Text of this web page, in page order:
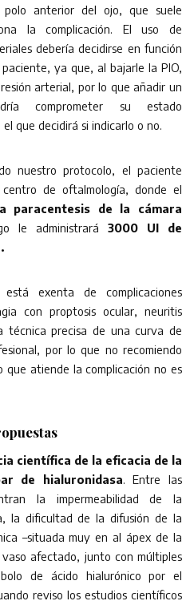
anterior del ojo, que suele
la complicación. El uso de
debería decidirse en función
ya que, al bajarle la PIO,
arterial, por lo que añadir un
comprometer su estado
que decidirá si indicarlo o no.
nuestro protocolo, el paciente
de oftalmología, donde el
paracentesis de la cámara
le administrará 3000 UI de
exenta de complicaciones
con proptosis ocular, neuritis
técnica precisa de una curva de
por lo que no recomiendo
que atiende la complicación no es
científica de la eficacia de la
de hialuronidasa. Entre las
la impermeabilidad de la
la dificultad de la difusión de la
–situada muy en al ápex de la
afectado, junto con múltiples
de ácido hialurónico por el
reviso los estudios científicos